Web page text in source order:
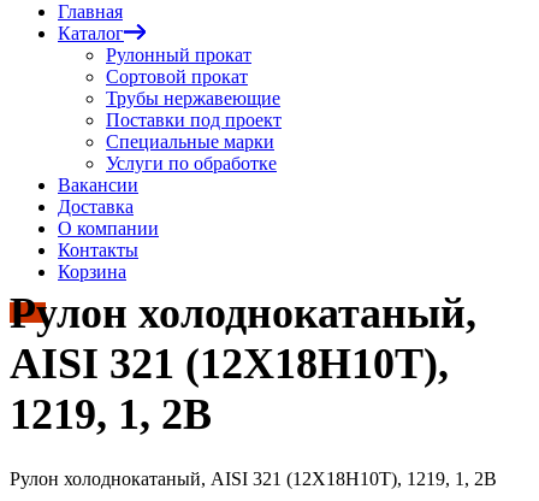
Главная
Каталог
Рулонный прокат
Сортовой прокат
Трубы нержавеющие
Поставки под проект
Специальные марки
Услуги по обработке
Вакансии
Доставка
О компании
Контакты
Корзина
Рулон холоднокатаный,
AISI 321 (12Х18Н10Т),
1219, 1, 2B
Рулон холоднокатаный, AISI 321 (12Х18Н10Т), 1219, 1, 2B